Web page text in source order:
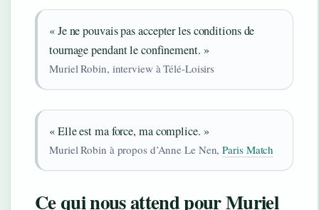
« Je ne pouvais pas accepter les conditions de
tournage pendant le confinement. »
Muriel Robin, interview à Télé-Loisirs
« Elle est ma force, ma complice. »
Muriel Robin à propos d’Anne Le Nen,Paris Match
Ce qui nous attend pour Muriel